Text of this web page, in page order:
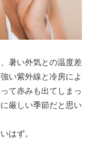
暑い外気との温度差
い紫外線と冷房によ
て赤みも出てしまっ
厳しい季節だと思い
はず。